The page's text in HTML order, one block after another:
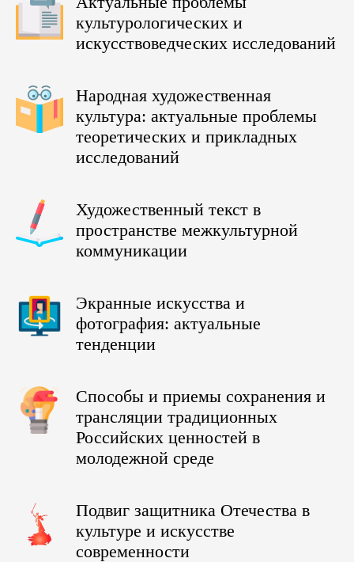
культурологических и
искусствоведческих исследований
Народная художественная
культура: актуальные проблемы
теоретических и прикладных
исследований
Художественный текст в
пространстве межкультурной
коммуникации
Экранные искусства и
фотография: актуальные
тенденции
Способы и приемы сохранения и
трансляции традиционных
Российских ценностей в
молодежной среде
Подвиг защитника Отечества в
культуре и искусстве
современности